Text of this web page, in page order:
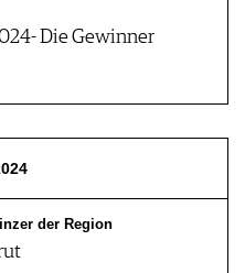
Die Gewinner
der Region